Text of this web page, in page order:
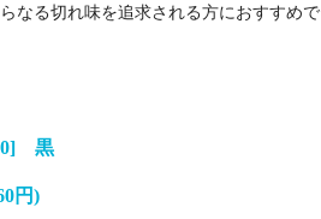
なる切れ味を追求される方におすすめで
黒
円)